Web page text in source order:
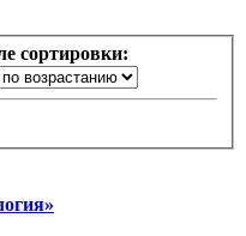
сортировки: